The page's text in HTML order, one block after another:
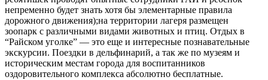
непременно будет знать хотя бы элементарные правила
дорожного движения);на территории лагеря размещен
зоопарк с различными видами животных и птиц. Отдых в
“Райском уголке” — это еще и интересные познавательные
экскурсии. Поездки в дельфинарий, а так же по музеям и
историческим местам города для воспитанников
оздоровительного комплекса абсолютно бесплатные.